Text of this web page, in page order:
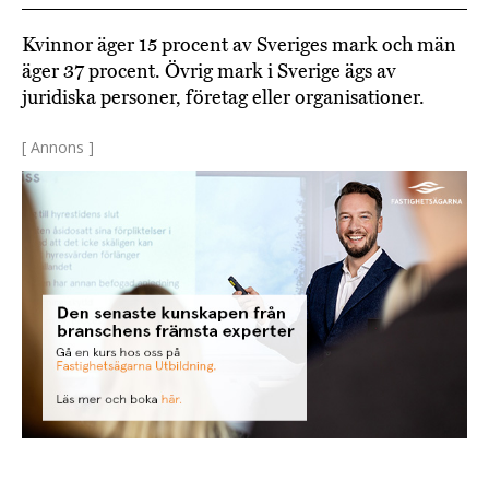
Kvinnor äger 15 procent av Sveriges mark och män
äger 37 procent. Övrig mark i Sverige ägs av
juridiska personer, företag eller organisationer.
[ Annons ]